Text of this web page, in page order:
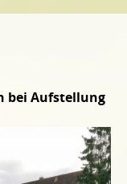
bei Aufstellung